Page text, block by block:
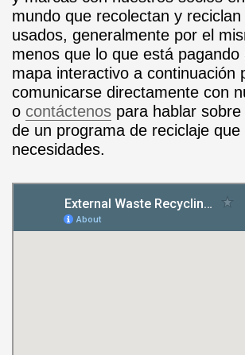
mundo que recolectan y
usados, generalmente por el
menos que lo que está pagando
mapa interactivo a continuación
comunicarse directamente con
o contáctenos para hablar
de un programa de reciclaje
necesidades.